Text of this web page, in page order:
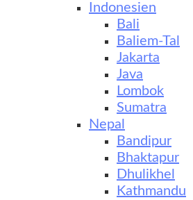
Indonesien
Bali
Baliem-Tal
Jakarta
Java
Lombok
Sumatra
Nepal
Bandipur
Bhaktapur
Dhulikhel
Kathmandu